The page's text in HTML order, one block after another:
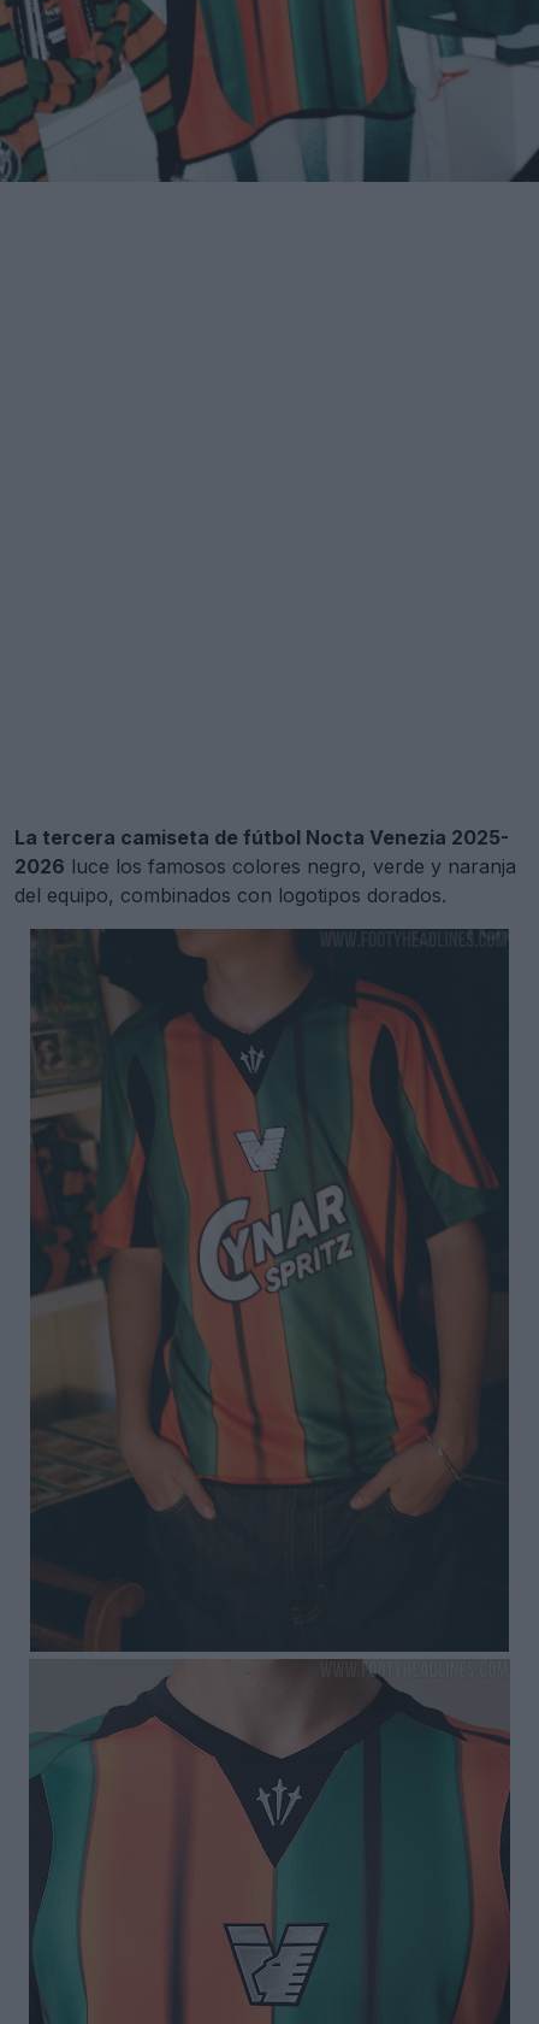
La tercera camiseta de fútbol Nocta Venezia 2025-
2026 luce los famosos colores negro, verde y naranja
del equipo, combinados con logotipos dorados.